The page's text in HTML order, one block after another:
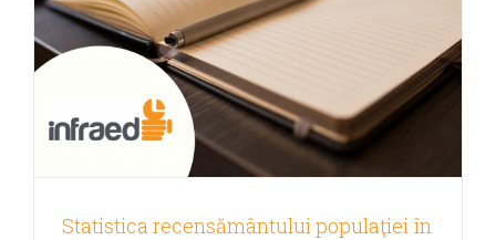
Statistica recensământului populaţiei în